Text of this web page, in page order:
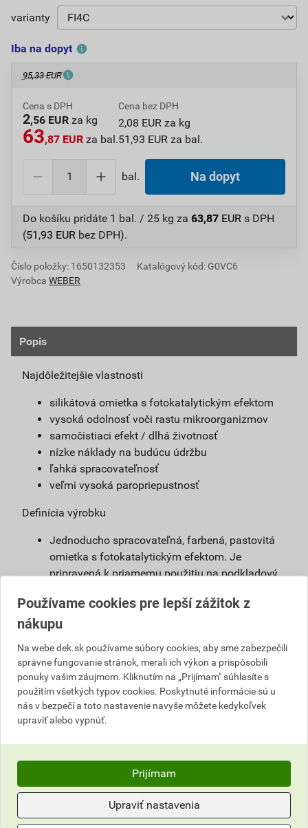
varianty
Iba na dopyt
95,33 EUR
Cena s DPH
2,56 EUR za kg
63,87 EUR za bal.
Cena bez DPH
2,08 EUR za kg
51,93 EUR za bal.
bal. Na dopyt
Do košíku pridáte 1 bal. / 25 kg za 63,87 EUR s DPH
(51,93 EUR bez DPH).
Číslo položky: 1650132353
Katalógový kód: G0VC6
Výrobca WEBER
Popis
Najdôležitejšie vlastnosti
silikátová omietka s fotokatalytickým efektom
vysoká odolnosť voči rastu mikroorganizmov
samočistiaci efekt / dlhá životnosť
nízke náklady na budúcu údržbu
ľahká spracovateľnosť
veľmi vysoká paropriepustnosť
Definícia výrobku
Jednoducho spracovateľná, farbená, pastovitá
omietka s fotokatalytickým efektom. Je
pripravená k priamemu použitiu na podkladový
silikátovému spojivu má omietka weberpas
clean Active vlastnosti blízke silikátovej omietke,
pri spracovaní a vyzrievaní. Unikátna receptúra
omietky weberpas clean Active s
fotokatalytickým efektom zaisťuje dlhodobú
čistotu povrchu omietky a vysoký stupeň
ochrany omietky proti rastu mikroorganizmov.
rozkladá splodiny a zlúčeniny škodiace
ľudskému zdraviu obsiahnuté vo vzduchu.
Použitie
Používame cookies pre lepší zážitok z
nákupu
Na webe dek.sk používame súbory cookies, aby sme zabezpečili
správne fungovanie stránok, merali ich výkon a prispôsobili
ponuky vašim záujmom. Kliknutím na „Prijímam" súhlasíte s
použitím všetkých typov cookies. Poskytnuté informácie sú u
nás v bezpečí a toto nastavenie navyše môžete kedykoľvek
upraviť alebo vypnúť.
Prijímam
Upraviť nastavenia